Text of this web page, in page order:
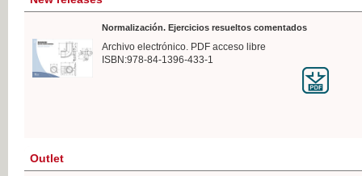
Normalización. Ejercicios resueltos comentados
Archivo electrónico. PDF acceso libre
ISBN:978-84-1396-433-1
Outlet